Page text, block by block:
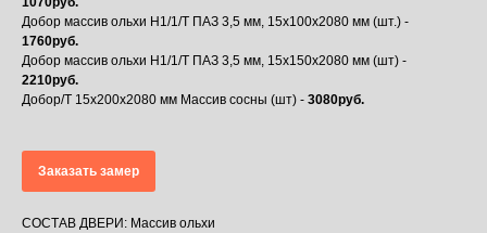
Добор массив ольхи Н1/1/Т ПАЗ 3,5 мм, 15х100х2080 мм (шт.) -
1760руб.
Добор массив ольхи Н1/1/Т ПАЗ 3,5 мм, 15х150х2080 мм (шт) -
2210руб.
Добор/Т 15х200х2080 мм Массив сосны (шт) - 3080руб.
Заказать замер
СОСТАВ ДВЕРИ: Массив ольхи